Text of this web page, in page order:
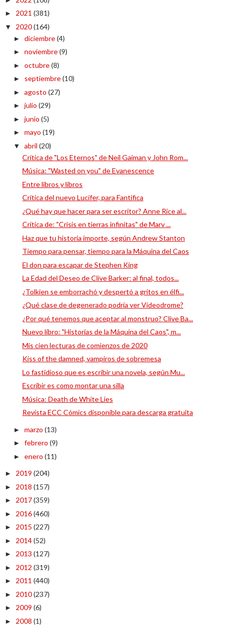
► 2021 (381)
▼ 2020(164)
► diciembre(4)
► noviembre(9)
► octubre(8)
► septiembre(10)
► agosto (27)
► julio (29)
► junio (5)
► mayo (19)
▼ abril (20)
Crítica de "Los Eternos" de Neil Gaiman y John Rom...
Música: "Wasted on you" de Evanescence
Entre libros y libros
Crítica del nuevo Lucifer, para Fantifica
¿Qué hay que hacer para ser escritor? Anne Rice al...
Crítica de: "Crisis en tierras infinitas" de Marv ...
Haz que tu historia importe, según Andrew Stanton
Tiempo para pensar, tiempo para la Máquina del Caos
El don para escapar de Stephen King
La Edad del Deseo de Clive Barker: al final, todos...
¿Tolkien se emborrachó y despertó a gritos en élfi...
¿Qué clase de degenerado podría ver Videodrome?
¿Por qué tenemos que aceptar al monstruo? Clive Ba...
Nuevo libro: "Historias de la Máquina del Caos", m...
Mis cien lecturas de comienzos de 2020
Kiss of the damned, vampiros de sobremesa
Lo fastidioso que es escribir una novela, según Mu...
Escribir es como montar una silla
Música: Death de White Lies
Revista ECC Cómics disponible para descarga gratuita
► marzo (13)
► febrero (9)
► enero (11)
► 2019 (204)
► 2018 (157)
► 2017(359)
► 2016(460)
► 2015 (227)
► 2014(52)
► 2013 (127)
► 2012 (319)
► 2011 (440)
► 2010(237)
► 2009 (6)
► 2008 (1)